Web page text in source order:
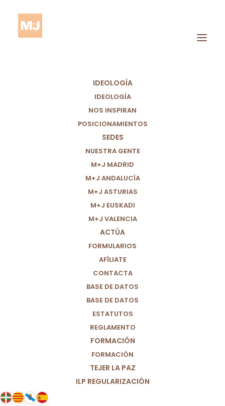
IDEOLOGÍA
IDEOLOGÍA
NOS INSPIRAN
POSICIONAMIENTOS
SEDES
NUESTRA GENTE
M+J MADRID
M+J ANDALUCÍA
M+J ASTURIAS
M+J EUSKADI
M+J VALENCIA
ACTÚA
FORMULARIOS
AFÍLIATE
CONTACTA
BASE DE DATOS
BASE DE DATOS
ESTATUTOS
REGLAMENTO
FORMACIÓN
FORMACIÓN
TEJER LA PAZ
ILP REGULARIZACIÓN
Sociedad
Cohesionada.